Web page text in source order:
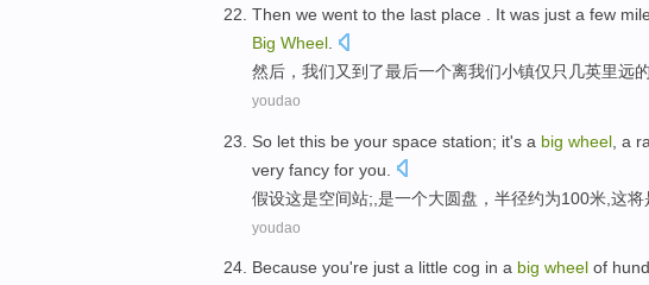
Then we went to the last place . It was just a few
Big Wheel
然后 ， 我们又到了最后一个离我们小镇仅只 几英里远的
youdao
So let this be your space station; it's a big wheel , a
very fancy for you.
假设这是空间站;, 是一个大圆盘 ， 半径约为100米 ,这将
youdao
Because you're just a little cog in a big wheel of